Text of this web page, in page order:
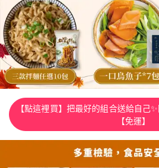
【點這裡買】把最好的組合送給自己
【免運】